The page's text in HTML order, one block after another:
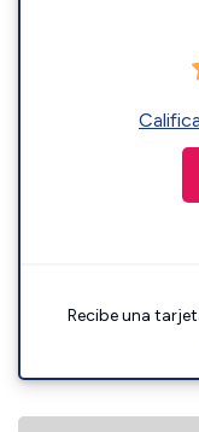
Recibe una